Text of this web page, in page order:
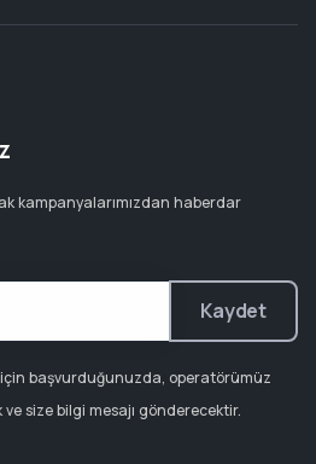
kampanyalarımızdan haberdar
Kaydet
için başvurduğunuzda, operatörümüz
size bilgi mesajı gönderecektir.